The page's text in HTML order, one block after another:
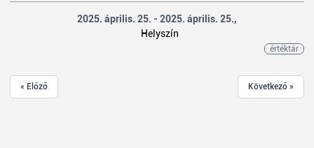
2025. április. 25. - 2025. április. 25.,
Helyszín
értéktár
« Előző Következő »